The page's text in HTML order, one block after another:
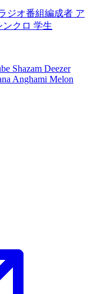
ジオ番組編成者 ア
クロ 学生
Shazam Deezer
Anghami Melon